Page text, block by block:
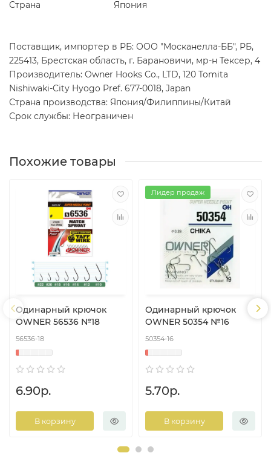
Страна
Япония
Поставщик, импортер в РБ: ООО "Москанелла-ББ", РБ,
225413, Брестская область, г. Барановичи, мр-н Тексер, 4
Производитель: Owner Hooks Co., LTD, 120 Tomita
Nishiwaki-City Hyogo Pref. 677-0018, Japan
Страна производства: Япония/Филиппины/Китай
Срок службы: Неограничен
Похожие товары
Одинарный крючок
OWNER 56536 №18
56536-18
6.90р.
В корзину
Лидер продаж
Одинарный крючок
OWNER 50354 №16
50354-16
5.70р.
В корзину